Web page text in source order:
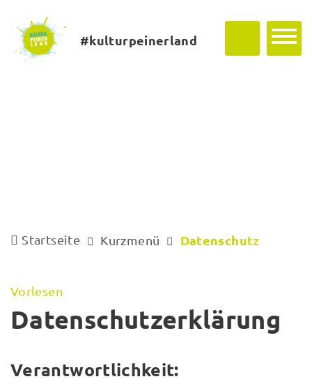
#kulturpeinerland
Startseite Kurzmenü Datenschutz
Vorlesen
Datenschutzerklärung
Verantwortlichkeit: